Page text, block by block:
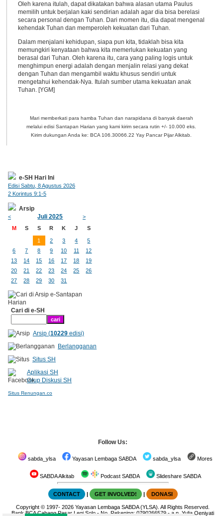
Oleh karena itulah, dapat dikatakan bahwa alasan utama Paulus
memilih untuk berjalan kaki sendirian adalah agar dia bisa berelasi
secara personal dengan Tuhan. Dari momen itu, dia dapat mengenal
kehendak Tuhan dan memperoleh kekuatan dari Tuhan.
Dalam menjalani kehidupan, siapa pun kita, tidaklah bisa kita
memungkiri kenyataan bahwa kita memerlukan kekuatan yang
berasal dari Tuhan. Oleh karena itu, cara yang paling logis untuk
menghimpun energi adalah dengan menjalin relasi yang dekat
dengan Tuhan dan mengambil waktu khusus sendiri untuk
mengetahui kehendak-Nya. Itulah sumber utama kekuatan anak
Tuhan. [YGM]
Mari memberkati para hamba Tuhan dan narapidana di banyak daerah
melalui edisi Santapan Harian yang kami kirim secara rutin +/- 10.000 eks.
Kirim dukungan Anda ke: BCA 106.30066.22 Yay Pancar Pijar Alkitab.
e-SH Hari Ini
Edisi Sabtu, 8 Agustus 2026
2 Korintus 9:1-5
Arsip
< Juli 2025
>
M
S S R K J S
1 2 3 4
5
6
7 8 9 10 11
12
13
14 15 16 17 18
19
20
21 22 23 24 25
26
27
28 29 30 31
Cari di e-SH
Arsip (10229edisi)
Berlangganan
Situs SH
Aplikasi SH
Grup Diskusi SH
Situs Renungan.co
Follow Us:
sabda_ylsa Yayasan Lembaga SABDA sabda_ylsa Mores
SABDA Alkitab Podcast SABDA Slideshare SABDA
CONTACT | GET INVOLVED! | DONASI
Copyright © 1997-2026Yayasan Lembaga SABDA (YLSA). All Rights Reserved.
Bank BCA Cabang Pasar Legi Solo - No. Rekening: 0790266579 - a.n. Yulia Oeniyati